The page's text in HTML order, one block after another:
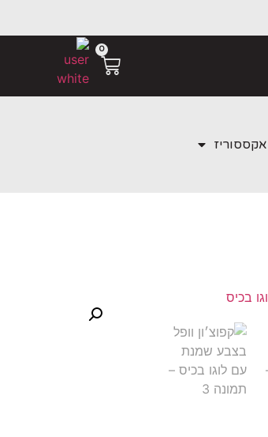
0
אקססוריז